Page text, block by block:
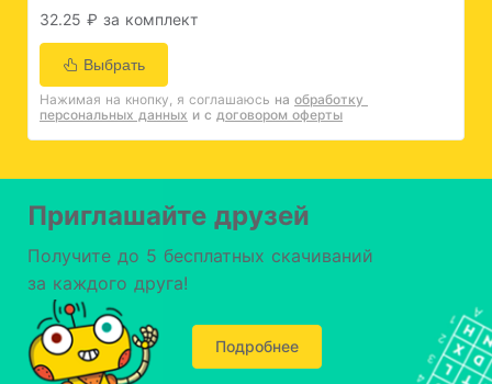
32.25 ₽ за комплект
Выбрать
Нажимая на кнопку, я соглашаюсь на обработку
персональных данных и с договором оферты
Приглашайте друзей
Получите до 5 бесплатных скачиваний
за каждого друга!
Подробнее